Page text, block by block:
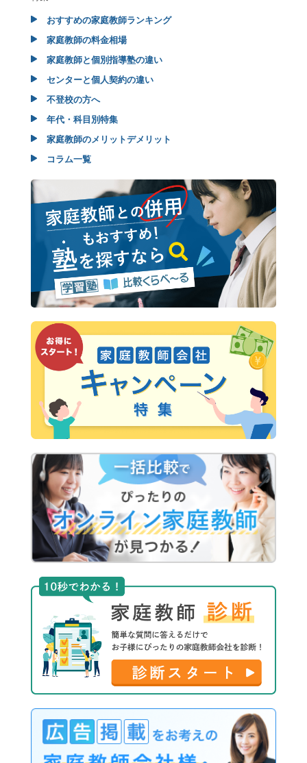
おすすめの家庭教師ランキング
家庭教師の料金相場
家庭教師と個別指導塾の違い
センターと個人契約の違い
不登校の方へ
年代・科目別特集
家庭教師のメリットデメリット
コラム一覧